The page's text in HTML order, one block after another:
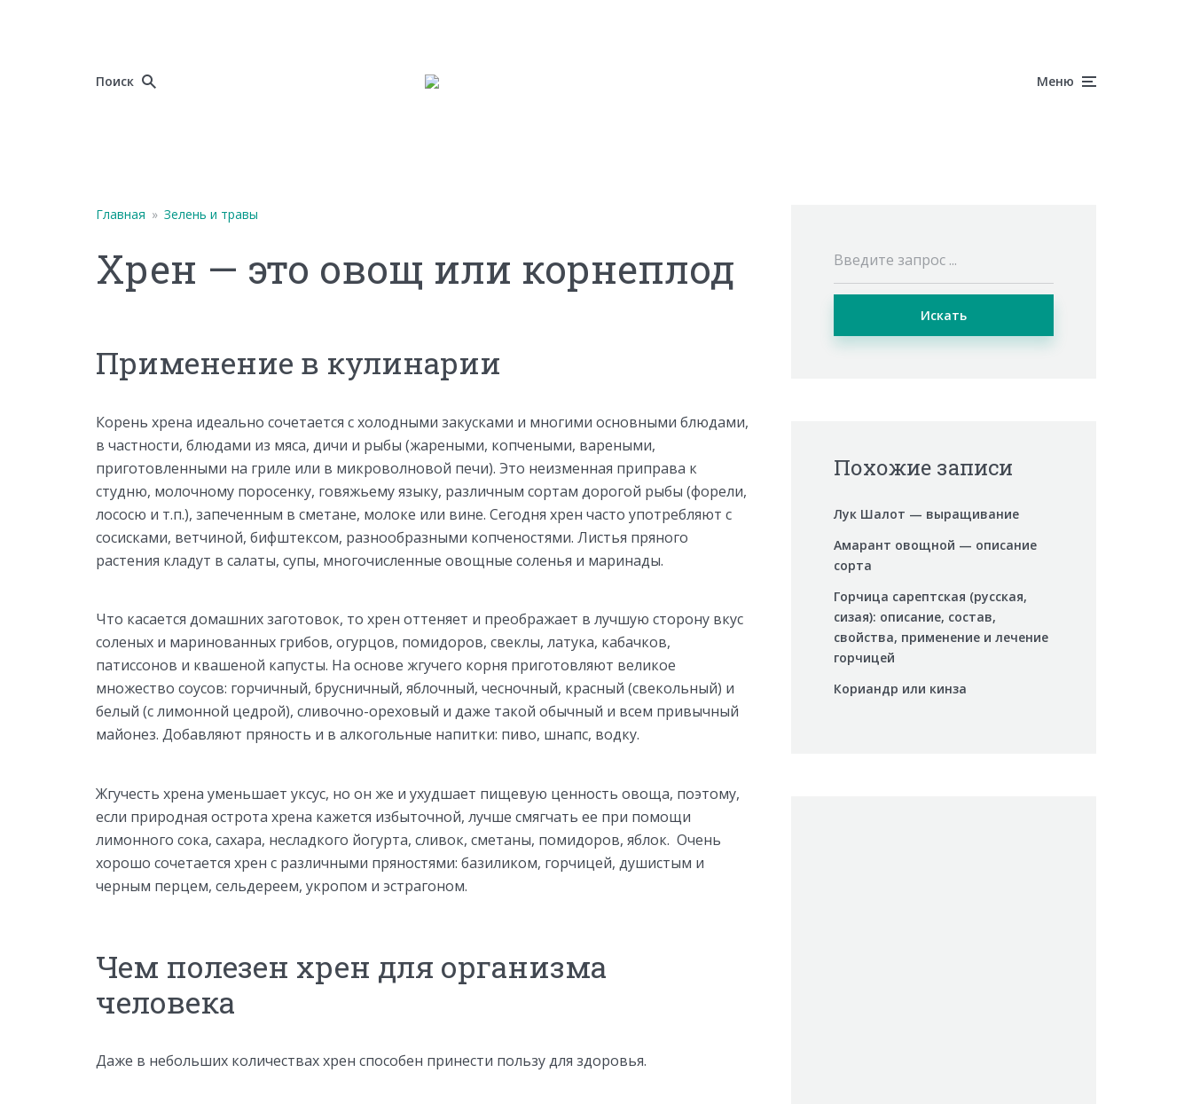
Поиск Меню
Главная » Зелень и травы
Хрен — это овощ или корнеплод
Применение в кулинарии
Корень хрена идеально сочетается с холодными закусками и многими основными блюдами,
в частности, блюдами из мяса, дичи и рыбы (жареными, копчеными, вареными,
приготовленными на гриле или в микроволновой печи). Это неизменная приправа к
студню, молочному поросенку, говяжьему языку, различным сортам дорогой рыбы (форели,
лососю и т.п.), запеченным в сметане, молоке или вине. Сегодня хрен часто употребляют с
сосисками, ветчиной, бифштексом, разнообразными копченостями. Листья пряного
растения кладут в салаты, супы, многочисленные овощные соленья и маринады.
Что касается домашних заготовок, то хрен оттеняет и преображает в лучшую сторону вкус
соленых и маринованных грибов, огурцов, помидоров, свеклы, латука, кабачков,
патиссонов и квашеной капусты. На основе жгучего корня приготовляют великое
множество соусов: горчичный, брусничный, яблочный, чесночный, красный (свекольный) и
белый (с лимонной цедрой), сливочно-ореховый и даже такой обычный и всем привычный
майонез. Добавляют пряность и в алкогольные напитки: пиво, шнапс, водку.
Жгучесть хрена уменьшает уксус, но он же и ухудшает пищевую ценность овоща, поэтому,
если природная острота хрена кажется избыточной, лучше смягчать ее при помощи
лимонного сока, сахара, несладкого йогурта, сливок, сметаны, помидоров, яблок. Очень
хорошо сочетается хрен с различными пряностями: базиликом, горчицей, душистым и
черным перцем, сельдереем, укропом и эстрагоном.
Чем полезен хрен для организма
человека
Даже в небольших количествах хрен способен принести пользу для здоровья.
Искать
Похожие записи
Лук Шалот — выращивание
Амарант овощной — описание
сорта
Горчица сарептская (русская,
сизая): описание, состав,
свойства, применение и лечение
горчицей
Кориандр или кинза